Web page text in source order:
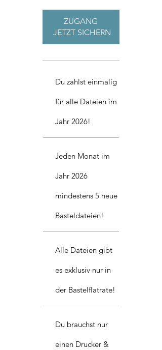
ZUGANG
JETZT SICHERN
Du zahlst einmalig
für alle Dateien im
Jahr 2026!
Jeden Monat im
Jahr 2026
mindestens 5 neue
Basteldateien!
Alle Dateien gibt
es exklusiv nur in
der Bastelflatrate!
Du brauchst nur
einen Drucker &